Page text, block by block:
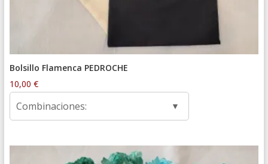
Bolsillo Flamenca PEDROCHE
10,00 €
Combinaciones: